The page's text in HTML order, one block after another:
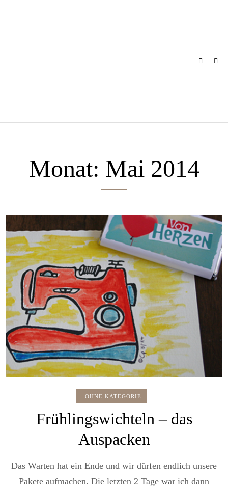
Monat: Mai 2014
_OHNE KATEGORIE
Frühlingswichteln – das
Auspacken
Das Warten hat ein Ende und wir dürfen endlich unsere
Pakete aufmachen. Die letzten 2 Tage war ich dann